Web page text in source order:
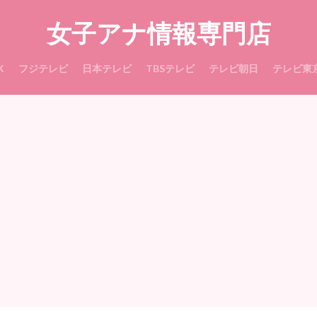
女子アナ情報専門店
フジテレビ 日本テレビ TBSテレビ テレビ朝日 テレビ東